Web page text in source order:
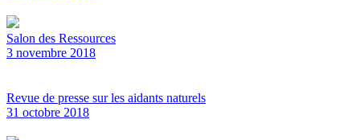
Salon des Ressources
3 novembre 2018
Revue de presse sur les aidants naturels
31 octobre 2018